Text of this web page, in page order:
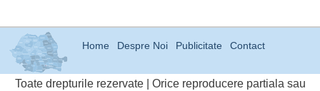
Home Despre Noi Publicitate Contact
Toate drepturile rezervate | Orice reproducere partiala sau